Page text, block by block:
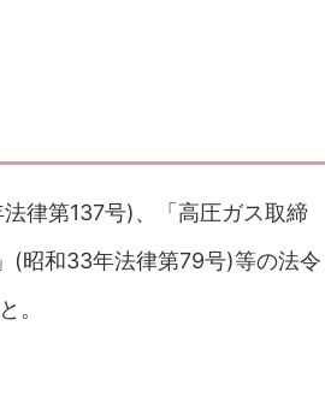
律第137号)、「高圧ガス取締
(昭和33年法律第79号)等の法令
。